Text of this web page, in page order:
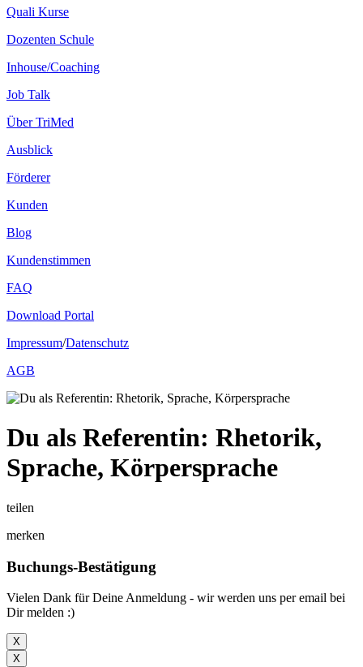
Quali Kurse
Dozenten Schule
Inhouse/Coaching
Job Talk
Über TriMed
Ausblick
Förderer
Kunden
Blog
Kundenstimmen
FAQ
Download Portal
Impressum/Datenschutz
AGB
Du als Referentin: Rhetorik,
Sprache, Körpersprache
teilen
merken
Buchungs-Bestätigung
Vielen Dank für Deine Anmeldung - wir werden uns per email bei
Dir melden :)
X
X